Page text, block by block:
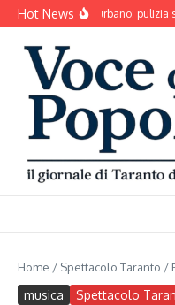
Salta al contenuto
Hot NewsDecoro urbano: pulizia
Home / Spettacolo Taranto /
musica Spettacolo